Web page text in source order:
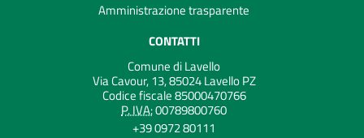
Amministrazione trasparente
CONTATTI
Comune di Lavello
Via Cavour, 13, 85024 Lavello PZ
Codice fiscale 85000470766
P. IVA:00789800760
+39 0972 80111